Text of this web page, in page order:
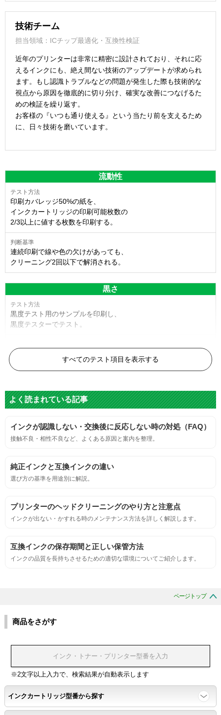
技術チーム
担当領域：ICチップ最適化・互換性検証
近年のプリンターは非常に精密に設計されており、それに応
えるインクにも、絶え間ない技術のアップデートが求められ
ます。もし認識トラブルなどの問題が発生した際も技術的な
視点から原因を徹底的に切り分け、確実な改善につなげるた
めの検証を繰り返す。
お客様の『いつも通り使える』という当たり前を支えるため
に、日々技術を磨いています。
流動性
印刷カバレッジ50%の紙を、
インクカートリッジの印刷可能枚数の
2/3以上に値する枚数を印刷する。
連続印刷で線や色の欠けがあっても、
クリーニング2回以下で解消される。
黒さ
黒度テスト用のサンプルを印刷し、
黒度テスターでテスト。
黒度の技術基準に適合する。
標準カラーサンプルを印刷する。
鮮やか、リアル、彩度、シャープなど、
におい
互換性
色同士のにじみがないこと。
浸透性
浸透性テスト用のサンプルを印刷する。
任意の色を背景として使用し、
背景と違う色で8号サイズのArialフォントで
すべてのテスト項目を表示する
よく読まれている記事
インクが認識しない・交換後に反応しない時の対処（FAQ）
接触不良・相性不良など、よくある原因と案内を整理。
純正インクと互換インクの違い
選び方の基準を用途別に解説。
プリンターのヘッドクリーニングのやり方と注意点
インクが出ない・かすれる時のメンテナンス方法を詳しく解説します。
互換インクの保存期間と正しい保管方法
インクの品質を長持ちさせるための適切な環境についてご紹介します。
ページトップ
商品をさがす
※2文字以上入力で、検索結果が自動表示します
インクカートリッジ型番から探す